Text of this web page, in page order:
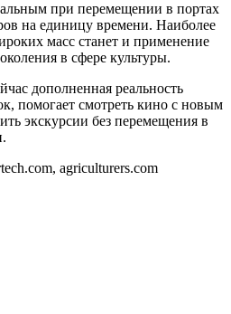
при перемещении в портах
на единицу времени. Наиболее
масс станет и применение
в сфере культуры.
дополненная реальность
помогает смотреть кино с новым
экскурсии без перемещения в
agriculturers.com